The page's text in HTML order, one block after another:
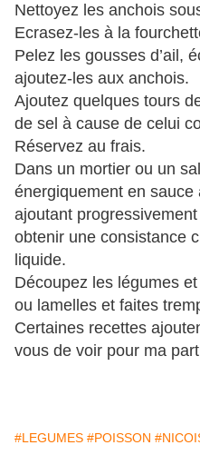
Nettoyez les anchois
Ecrasez-les à la
Pelez les gousses d’ail,
ajoutez-les aux anchois.
Ajoutez quelques tours
de sel à cause de celui
Réservez au frais.
Dans un mortier ou un
énergiquement en
ajoutant progressivement
obtenir une consistance
liquide.
Découpez les légumes
ou lamelles et faites
Certaines recettes
vous de voir pour ma
#LEGUMES #POISSON